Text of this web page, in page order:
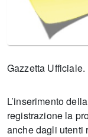
Gazzetta Ufficiale.
L’inserimento
registrazione la
anche dagli utenti